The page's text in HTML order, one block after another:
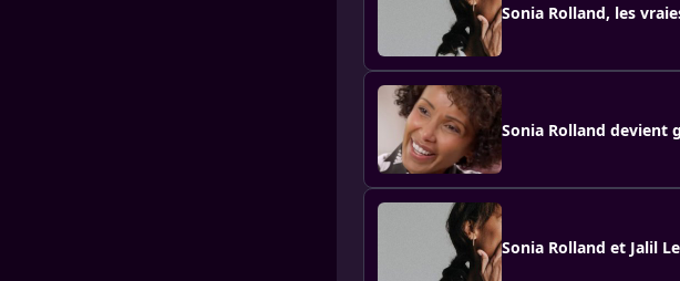
Sonia Rolland, les
Sonia Rolland devient
Sonia Rolland et Jalil